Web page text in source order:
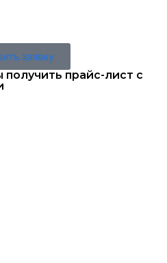
заявку
получить прайс-лист с